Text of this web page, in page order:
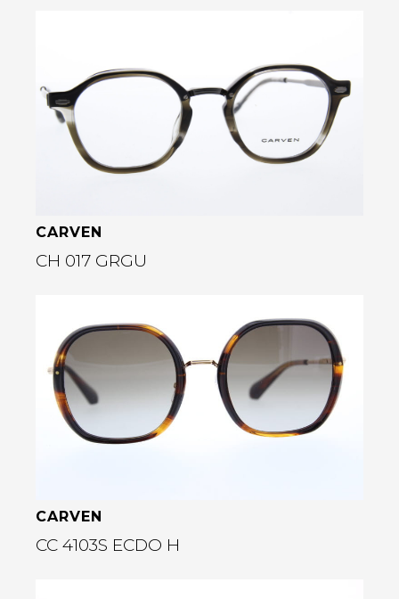
CARVEN
CH 017 GRGU
Bekijk deze bril
CARVEN
CC 4103S ECDO H